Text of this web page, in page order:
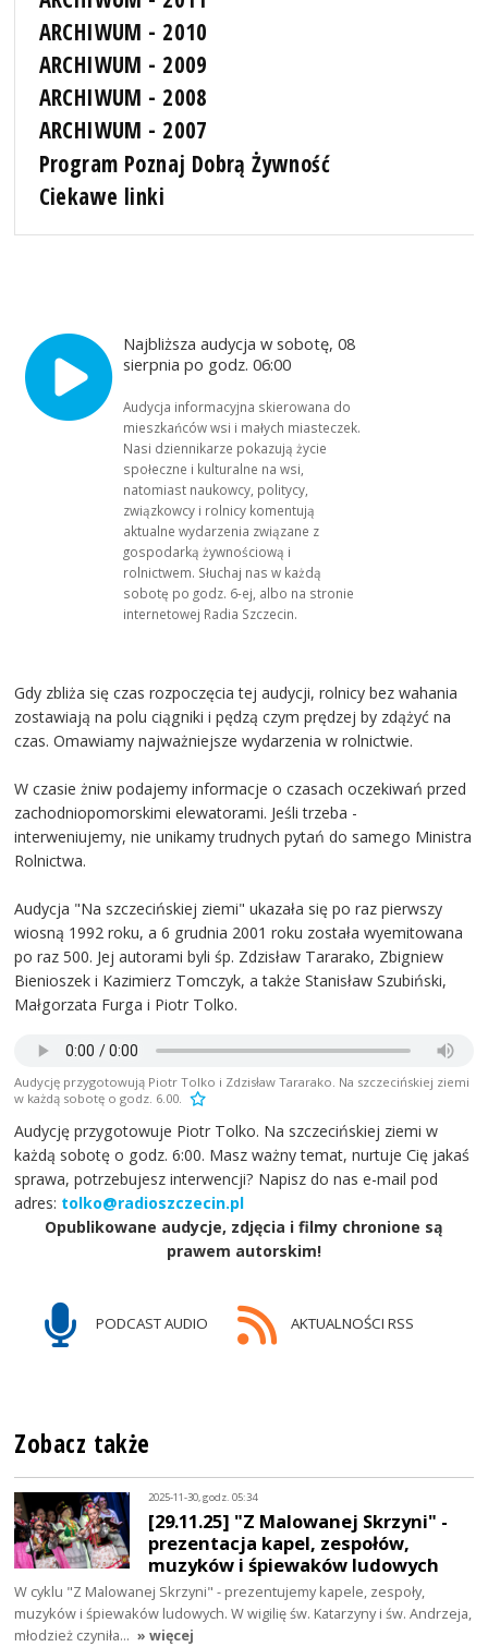
ARCHIWUM - 2010
ARCHIWUM - 2009
ARCHIWUM - 2008
ARCHIWUM - 2007
Program Poznaj Dobrą Żywność
Ciekawe linki
Najbliższa audycja w sobotę, 08
sierpnia po godz. 06:00
Audycja informacyjna skierowana do
mieszkańców wsi i małych miasteczek.
Nasi dziennikarze pokazują życie
społeczne i kulturalne na wsi,
natomiast naukowcy, politycy,
związkowcy i rolnicy komentują
aktualne wydarzenia związane z
gospodarką żywnościową i
rolnictwem. Słuchaj nas w każdą
sobotę po godz. 6-ej, albo na stronie
internetowej Radia Szczecin.
Gdy zbliża się czas rozpoczęcia tej audycji, rolnicy bez wahania
zostawiają na polu ciągniki i pędzą czym prędzej by zdążyć na
czas. Omawiamy najważniejsze wydarzenia w rolnictwie.
W czasie żniw podajemy informacje o czasach oczekiwań przed
zachodniopomorskimi elewatorami. Jeśli trzeba -
interweniujemy, nie unikamy trudnych pytań do samego Ministra
Rolnictwa.
Audycja "Na szczecińskiej ziemi" ukazała się po raz pierwszy
wiosną 1992 roku, a 6 grudnia 2001 roku została wyemitowana
po raz 500. Jej autorami byli śp. Zdzisław Tararako, Zbigniew
Bienioszek i Kazimierz Tomczyk, a także Stanisław Szubiński,
Małgorzata Furga i Piotr Tolko.
Audycję przygotowują Piotr Tolko i Zdzisław Tararako. Na szczecińskiej ziemi
w każdą sobotę o godz. 6.00.
Audycję przygotowuje Piotr Tolko. Na szczecińskiej ziemi w
każdą sobotę o godz. 6:00. Masz ważny temat, nurtuje Cię jakaś
sprawa, potrzebujesz interwencji? Napisz do nas e-mail pod
adres: tolko@radioszczecin.pl
Opublikowane audycje, zdjęcia i filmy chronione są
prawem autorskim!
PODCAST AUDIO AKTUALNOŚCI RSS
Zobacz także
2025-11-30, godz. 05:34
[29.11.25] "Z Malowanej Skrzyni" -
prezentacja kapel, zespołów,
muzyków i śpiewaków ludowych
W cyklu "Z Malowanej Skrzyni" - prezentujemy kapele, zespoły,
muzyków i śpiewaków ludowych. W wigilię św. Katarzyny i św. Andrzeja,
młodzież czyniła… » więcej